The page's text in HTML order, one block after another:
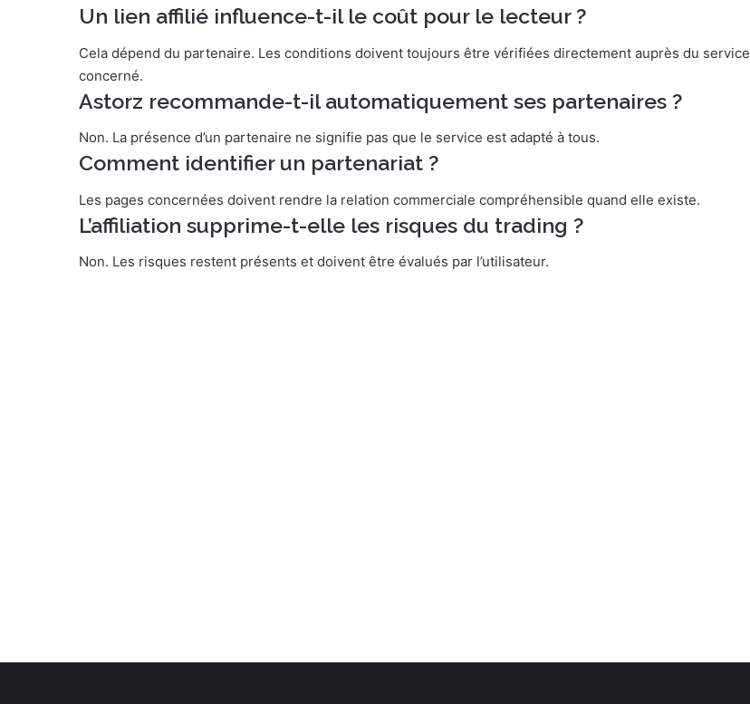
Un lien affilié influence-t-il le coût pour le lecteur ?
Cela dépend du partenaire. Les conditions doivent toujours être vérifiées directement auprès du service
concerné.
Astorz recommande-t-il automatiquement ses partenaires ?
Non. La présence d’un partenaire ne signifie pas que le service est adapté à tous.
Comment identifier un partenariat ?
Les pages concernées doivent rendre la relation commerciale compréhensible quand elle existe.
L’affiliation supprime-t-elle les risques du trading ?
Non. Les risques restent présents et doivent être évalués par l’utilisateur.